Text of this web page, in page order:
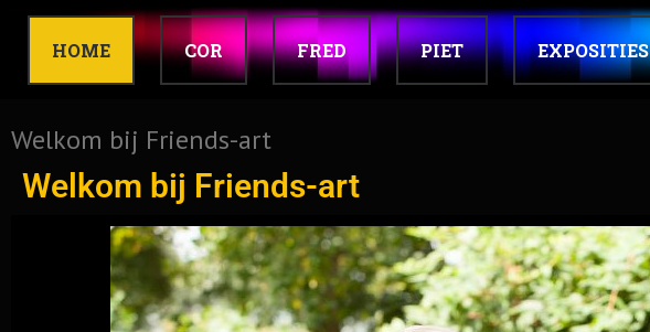
HOME COR FRED PIET EXPOSITIES
Welkom bij Friends-art
Welkom bij Friends-art